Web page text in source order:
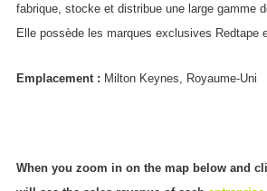
fabrique, stocke et distribue une large gamme
Elle possède les marques exclusives Redtape
Emplacement : Milton Keynes, Royaume-Uni
When you zoom in on the map below and